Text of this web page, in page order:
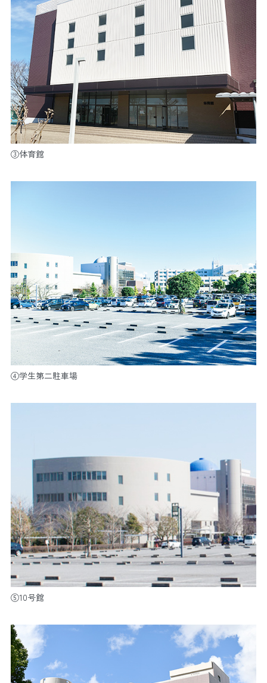
スケジュール 申込み・手続き
よくある質問 賛助会員
ドッグクラブ
③体育館
④学生第二駐車場
⑤10号館